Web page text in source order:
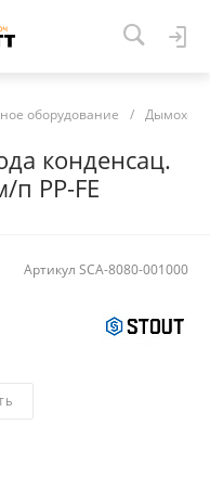
оборудование /
конденсац.
PP-FE
Артикул SCA-8080-001000